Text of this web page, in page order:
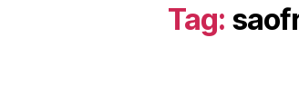
Tag: